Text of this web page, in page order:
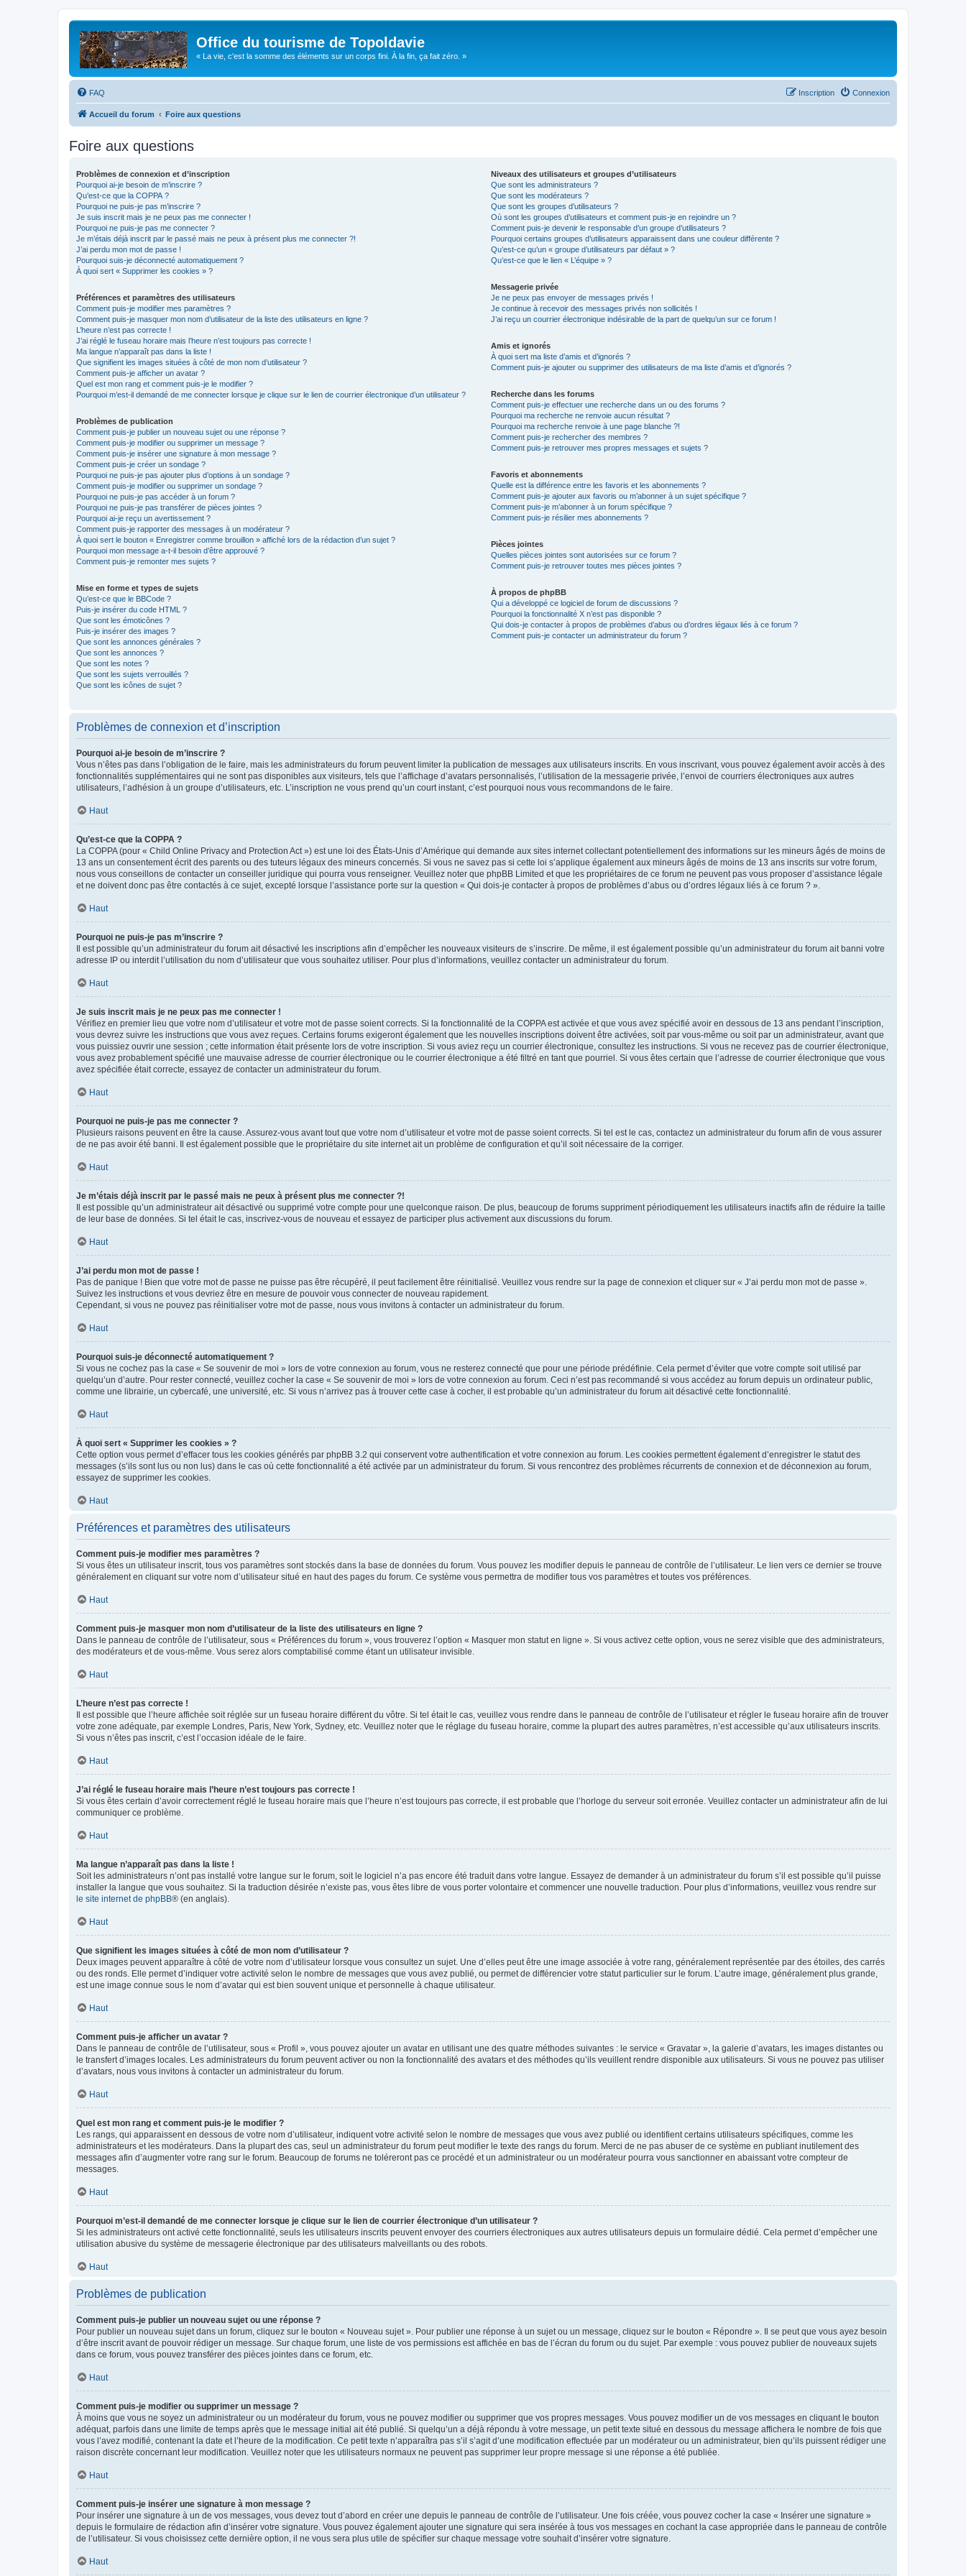
Office du tourisme de Topoldavie
« La vie, c'est la somme des éléments sur un corps fini. À la fin, ça fait zéro. »
FAQ Connexion
Inscription
Accueil du forum Foire aux questions
Foire aux questions
Problèmes de connexion et d’inscription
Pourquoi ai-je besoin de m’inscrire ?
Qu’est-ce que la COPPA ?
Pourquoi ne puis-je pas m’inscrire ?
Je suis inscrit mais je ne peux pas me connecter !
Pourquoi ne puis-je pas me connecter ?
Je m’étais déjà inscrit par le passé mais ne peux à présent plus me connecter ?!
J’ai perdu mon mot de passe !
Pourquoi suis-je déconnecté automatiquement ?
À quoi sert « Supprimer les cookies » ?
Préférences et paramètres des utilisateurs
Comment puis-je modifier mes paramètres ?
Comment puis-je masquer mon nom d’utilisateur de la liste des utilisateurs en ligne ?
L’heure n’est pas correcte !
J’ai réglé le fuseau horaire mais l’heure n’est toujours pas correcte !
Ma langue n’apparaît pas dans la liste !
Que signifient les images situées à côté de mon nom d’utilisateur ?
Comment puis-je afficher un avatar ?
Quel est mon rang et comment puis-je le modifier ?
Pourquoi m’est-il demandé de me connecter lorsque je clique sur le lien de courrier électronique d’un utilisateur ?
Problèmes de publication
Comment puis-je publier un nouveau sujet ou une réponse ?
Comment puis-je modifier ou supprimer un message ?
Comment puis-je insérer une signature à mon message ?
Comment puis-je créer un sondage ?
Pourquoi ne puis-je pas ajouter plus d’options à un sondage ?
Comment puis-je modifier ou supprimer un sondage ?
Pourquoi ne puis-je pas accéder à un forum ?
Pourquoi ne puis-je pas transférer de pièces jointes ?
Pourquoi ai-je reçu un avertissement ?
Comment puis-je rapporter des messages à un modérateur ?
À quoi sert le bouton « Enregistrer comme brouillon » affiché lors de la rédaction d’un sujet ?
Pourquoi mon message a-t-il besoin d’être approuvé ?
Comment puis-je remonter mes sujets ?
Mise en forme et types de sujets
Qu’est-ce que le BBCode ?
Puis-je insérer du code HTML ?
Que sont les émoticônes ?
Puis-je insérer des images ?
Que sont les annonces générales ?
Que sont les annonces ?
Que sont les notes ?
Que sont les sujets verrouillés ?
Que sont les icônes de sujet ?
Niveaux des utilisateurs et groupes d’utilisateurs
Que sont les administrateurs ?
Que sont les modérateurs ?
Que sont les groupes d’utilisateurs ?
Où sont les groupes d’utilisateurs et comment puis-je en rejoindre un ?
Comment puis-je devenir le responsable d’un groupe d’utilisateurs ?
Pourquoi certains groupes d’utilisateurs apparaissent dans une couleur différente ?
Qu’est-ce qu’un « groupe d’utilisateurs par défaut » ?
Qu’est-ce que le lien « L’équipe » ?
Messagerie privée
Je ne peux pas envoyer de messages privés !
Je continue à recevoir des messages privés non sollicités !
J’ai reçu un courrier électronique indésirable de la part de quelqu’un sur ce forum !
Amis et ignorés
À quoi sert ma liste d’amis et d’ignorés ?
Comment puis-je ajouter ou supprimer des utilisateurs de ma liste d’amis et d’ignorés ?
Recherche dans les forums
Comment puis-je effectuer une recherche dans un ou des forums ?
Pourquoi ma recherche ne renvoie aucun résultat ?
Pourquoi ma recherche renvoie à une page blanche ?!
Comment puis-je rechercher des membres ?
Comment puis-je retrouver mes propres messages et sujets ?
Favoris et abonnements
Quelle est la différence entre les favoris et les abonnements ?
Comment puis-je ajouter aux favoris ou m’abonner à un sujet spécifique ?
Comment puis-je m’abonner à un forum spécifique ?
Comment puis-je résilier mes abonnements ?
Pièces jointes
Quelles pièces jointes sont autorisées sur ce forum ?
Comment puis-je retrouver toutes mes pièces jointes ?
À propos de phpBB
Qui a développé ce logiciel de forum de discussions ?
Pourquoi la fonctionnalité X n’est pas disponible ?
Qui dois-je contacter à propos de problèmes d’abus ou d’ordres légaux liés à ce forum ?
Comment puis-je contacter un administrateur du forum ?
Problèmes de connexion et d’inscription
Pourquoi ai-je besoin de m’inscrire ?
Vous n’êtes pas dans l’obligation de le faire, mais les administrateurs du forum peuvent limiter la publication de messages aux utilisateurs inscrits. En vous inscrivant, vous pouvez également avoir accès à des
fonctionnalités supplémentaires qui ne sont pas disponibles aux visiteurs, tels que l’affichage d’avatars personnalisés, l’utilisation de la messagerie privée, l’envoi de courriers électroniques aux autres
utilisateurs, l’adhésion à un groupe d’utilisateurs, etc. L’inscription ne vous prend qu’un court instant, c’est pourquoi nous vous recommandons de le faire.
Haut
Qu’est-ce que la COPPA ?
La COPPA (pour « Child Online Privacy and Protection Act ») est une loi des États-Unis d’Amérique qui demande aux sites internet collectant potentiellement des informations sur les mineurs âgés de moins de
13 ans un consentement écrit des parents ou des tuteurs légaux des mineurs concernés. Si vous ne savez pas si cette loi s’applique également aux mineurs âgés de moins de 13 ans inscrits sur votre forum,
nous vous conseillons de contacter un conseiller juridique qui pourra vous renseigner. Veuillez noter que phpBB Limited et que les propriétaires de ce forum ne peuvent pas vous proposer d’assistance légale
et ne doivent donc pas être contactés à ce sujet, excepté lorsque l’assistance porte sur la question « Qui dois-je contacter à propos de problèmes d’abus ou d’ordres légaux liés à ce forum ? ».
Haut
Pourquoi ne puis-je pas m’inscrire ?
Il est possible qu’un administrateur du forum ait désactivé les inscriptions afin d’empêcher les nouveaux visiteurs de s’inscrire. De même, il est également possible qu’un administrateur du forum ait banni votre
adresse IP ou interdit l’utilisation du nom d’utilisateur que vous souhaitez utiliser. Pour plus d’informations, veuillez contacter un administrateur du forum.
Haut
Je suis inscrit mais je ne peux pas me connecter !
Vérifiez en premier lieu que votre nom d’utilisateur et votre mot de passe soient corrects. Si la fonctionnalité de la COPPA est activée et que vous avez spécifié avoir en dessous de 13 ans pendant l’inscription,
vous devrez suivre les instructions que vous avez reçues. Certains forums exigeront également que les nouvelles inscriptions doivent être activées, soit par vous-même ou soit par un administrateur, avant que
vous puissiez ouvrir une session ; cette information était présente lors de votre inscription. Si vous aviez reçu un courrier électronique, consultez les instructions. Si vous ne recevez pas de courrier électronique,
vous avez probablement spécifié une mauvaise adresse de courrier électronique ou le courrier électronique a été filtré en tant que pourriel. Si vous êtes certain que l’adresse de courrier électronique que vous
avez spécifiée était correcte, essayez de contacter un administrateur du forum.
Haut
Pourquoi ne puis-je pas me connecter ?
Plusieurs raisons peuvent en être la cause. Assurez-vous avant tout que votre nom d’utilisateur et votre mot de passe soient corrects. Si tel est le cas, contactez un administrateur du forum afin de vous assurer
de ne pas avoir été banni. Il est également possible que le propriétaire du site internet ait un problème de configuration et qu’il soit nécessaire de la corriger.
Haut
Je m’étais déjà inscrit par le passé mais ne peux à présent plus me connecter ?!
Il est possible qu’un administrateur ait désactivé ou supprimé votre compte pour une quelconque raison. De plus, beaucoup de forums suppriment périodiquement les utilisateurs inactifs afin de réduire la taille
de leur base de données. Si tel était le cas, inscrivez-vous de nouveau et essayez de participer plus activement aux discussions du forum.
Haut
J’ai perdu mon mot de passe !
Pas de panique ! Bien que votre mot de passe ne puisse pas être récupéré, il peut facilement être réinitialisé. Veuillez vous rendre sur la page de connexion et cliquer sur « J’ai perdu mon mot de passe ».
Suivez les instructions et vous devriez être en mesure de pouvoir vous connecter de nouveau rapidement.
Cependant, si vous ne pouvez pas réinitialiser votre mot de passe, nous vous invitons à contacter un administrateur du forum.
Haut
Pourquoi suis-je déconnecté automatiquement ?
Si vous ne cochez pas la case « Se souvenir de moi » lors de votre connexion au forum, vous ne resterez connecté que pour une période prédéfinie. Cela permet d’éviter que votre compte soit utilisé par
quelqu’un d’autre. Pour rester connecté, veuillez cocher la case « Se souvenir de moi » lors de votre connexion au forum. Ceci n’est pas recommandé si vous accédez au forum depuis un ordinateur public,
comme une librairie, un cybercafé, une université, etc. Si vous n’arrivez pas à trouver cette case à cocher, il est probable qu’un administrateur du forum ait désactivé cette fonctionnalité.
Haut
À quoi sert « Supprimer les cookies » ?
Cette option vous permet d’effacer tous les cookies générés par phpBB 3.2 qui conservent votre authentification et votre connexion au forum. Les cookies permettent également d’enregistrer le statut des
messages (s’ils sont lus ou non lus) dans le cas où cette fonctionnalité a été activée par un administrateur du forum. Si vous rencontrez des problèmes récurrents de connexion et de déconnexion au forum,
essayez de supprimer les cookies.
Haut
Préférences et paramètres des utilisateurs
Comment puis-je modifier mes paramètres ?
Si vous êtes un utilisateur inscrit, tous vos paramètres sont stockés dans la base de données du forum. Vous pouvez les modifier depuis le panneau de contrôle de l’utilisateur. Le lien vers ce dernier se trouve
généralement en cliquant sur votre nom d’utilisateur situé en haut des pages du forum. Ce système vous permettra de modifier tous vos paramètres et toutes vos préférences.
Haut
Comment puis-je masquer mon nom d’utilisateur de la liste des utilisateurs en ligne ?
Dans le panneau de contrôle de l’utilisateur, sous « Préférences du forum », vous trouverez l’option « Masquer mon statut en ligne ». Si vous activez cette option, vous ne serez visible que des administrateurs,
des modérateurs et de vous-même. Vous serez alors comptabilisé comme étant un utilisateur invisible.
Haut
L’heure n’est pas correcte !
Il est possible que l’heure affichée soit réglée sur un fuseau horaire différent du vôtre. Si tel était le cas, veuillez vous rendre dans le panneau de contrôle de l’utilisateur et régler le fuseau horaire afin de trouver
votre zone adéquate, par exemple Londres, Paris, New York, Sydney, etc. Veuillez noter que le réglage du fuseau horaire, comme la plupart des autres paramètres, n’est accessible qu’aux utilisateurs inscrits.
Si vous n’êtes pas inscrit, c’est l’occasion idéale de le faire.
Haut
J’ai réglé le fuseau horaire mais l’heure n’est toujours pas correcte !
Si vous êtes certain d’avoir correctement réglé le fuseau horaire mais que l’heure n’est toujours pas correcte, il est probable que l’horloge du serveur soit erronée. Veuillez contacter un administrateur afin de lui
communiquer ce problème.
Haut
Ma langue n’apparaît pas dans la liste !
Soit les administrateurs n’ont pas installé votre langue sur le forum, soit le logiciel n’a pas encore été traduit dans votre langue. Essayez de demander à un administrateur du forum s’il est possible qu’il puisse
installer la langue que vous souhaitez. Si la traduction désirée n’existe pas, vous êtes libre de vous porter volontaire et commencer une nouvelle traduction. Pour plus d’informations, veuillez vous rendre sur
le site internet de phpBB® (en anglais).
Haut
Que signifient les images situées à côté de mon nom d’utilisateur ?
Deux images peuvent apparaître à côté de votre nom d’utilisateur lorsque vous consultez un sujet. Une d’elles peut être une image associée à votre rang, généralement représentée par des étoiles, des carrés
ou des ronds. Elle permet d’indiquer votre activité selon le nombre de messages que vous avez publié, ou permet de différencier votre statut particulier sur le forum. L’autre image, généralement plus grande,
est une image connue sous le nom d’avatar qui est bien souvent unique et personnelle à chaque utilisateur.
Haut
Comment puis-je afficher un avatar ?
Dans le panneau de contrôle de l’utilisateur, sous « Profil », vous pouvez ajouter un avatar en utilisant une des quatre méthodes suivantes : le service « Gravatar », la galerie d’avatars, les images distantes ou
le transfert d’images locales. Les administrateurs du forum peuvent activer ou non la fonctionnalité des avatars et des méthodes qu’ils veuillent rendre disponible aux utilisateurs. Si vous ne pouvez pas utiliser
d’avatars, nous vous invitons à contacter un administrateur du forum.
Haut
Quel est mon rang et comment puis-je le modifier ?
Les rangs, qui apparaissent en dessous de votre nom d’utilisateur, indiquent votre activité selon le nombre de messages que vous avez publié ou identifient certains utilisateurs spécifiques, comme les
administrateurs et les modérateurs. Dans la plupart des cas, seul un administrateur du forum peut modifier le texte des rangs du forum. Merci de ne pas abuser de ce système en publiant inutilement des
messages afin d’augmenter votre rang sur le forum. Beaucoup de forums ne toléreront pas ce procédé et un administrateur ou un modérateur pourra vous sanctionner en abaissant votre compteur de
messages.
Haut
Pourquoi m’est-il demandé de me connecter lorsque je clique sur le lien de courrier électronique d’un utilisateur ?
Si les administrateurs ont activé cette fonctionnalité, seuls les utilisateurs inscrits peuvent envoyer des courriers électroniques aux autres utilisateurs depuis un formulaire dédié. Cela permet d’empêcher une
utilisation abusive du système de messagerie électronique par des utilisateurs malveillants ou des robots.
Haut
Problèmes de publication
Comment puis-je publier un nouveau sujet ou une réponse ?
Pour publier un nouveau sujet dans un forum, cliquez sur le bouton « Nouveau sujet ». Pour publier une réponse à un sujet ou un message, cliquez sur le bouton « Répondre ». Il se peut que vous ayez besoin
d’être inscrit avant de pouvoir rédiger un message. Sur chaque forum, une liste de vos permissions est affichée en bas de l’écran du forum ou du sujet. Par exemple : vous pouvez publier de nouveaux sujets
dans ce forum, vous pouvez transférer des pièces jointes dans ce forum, etc.
Haut
Comment puis-je modifier ou supprimer un message ?
À moins que vous ne soyez un administrateur ou un modérateur du forum, vous ne pouvez modifier ou supprimer que vos propres messages. Vous pouvez modifier un de vos messages en cliquant le bouton
adéquat, parfois dans une limite de temps après que le message initial ait été publié. Si quelqu’un a déjà répondu à votre message, un petit texte situé en dessous du message affichera le nombre de fois que
vous l’avez modifié, contenant la date et l’heure de la modification. Ce petit texte n’apparaîtra pas s’il s’agit d’une modification effectuée par un modérateur ou un administrateur, bien qu’ils puissent rédiger une
raison discrète concernant leur modification. Veuillez noter que les utilisateurs normaux ne peuvent pas supprimer leur propre message si une réponse a été publiée.
Haut
Comment puis-je insérer une signature à mon message ?
Pour insérer une signature à un de vos messages, vous devez tout d’abord en créer une depuis le panneau de contrôle de l’utilisateur. Une fois créée, vous pouvez cocher la case « Insérer une signature »
depuis le formulaire de rédaction afin d’insérer votre signature. Vous pouvez également ajouter une signature qui sera insérée à tous vos messages en cochant la case appropriée dans le panneau de contrôle
de l’utilisateur. Si vous choisissez cette dernière option, il ne vous sera plus utile de spécifier sur chaque message votre souhait d’insérer votre signature.
Haut